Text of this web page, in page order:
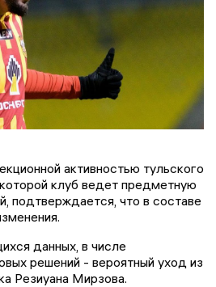
активностью тульского
клуб ведет предметную
подтверждается, что в составе
данных, в числе
решений - вероятный уход из
Резиуана Мирзова.